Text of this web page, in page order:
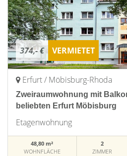
374,- € VERMIETET
Erfurt / Möbisburg-Rhoda
Zweiraumwohnung mit
beliebten Erfurt Möbisburg
Etagenwohnung
48,80 m²
WOHNFLÄCHE
2
ZIMMER